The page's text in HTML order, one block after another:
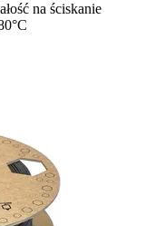
na ściskanie